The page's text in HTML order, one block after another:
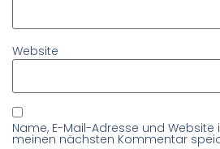
Website
Name, E-Mail-Adresse und
meinen nächsten Kommentar